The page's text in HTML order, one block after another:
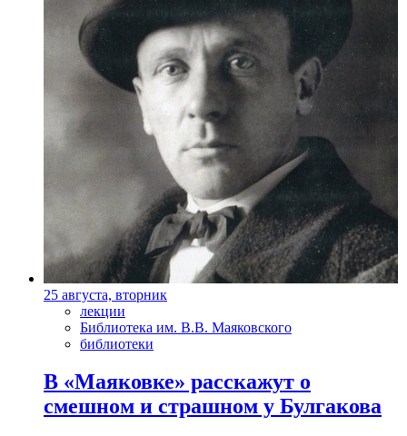
25 августа, вторник
лекции
Библиотека им. В.В. Маяковского
библиотеки
В «Маяковке» расскажут о
смешном и страшном у Булгакова